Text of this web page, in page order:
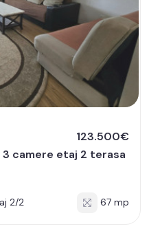
123.500€
camere etaj 2 terasa
2/2 67 mp